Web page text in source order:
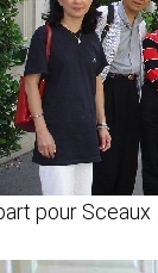
pour Sceaux …